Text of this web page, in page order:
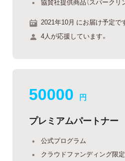
2021年10月 にお届け予定で
4人が応援しています。
50000 円
プレミアムパートナー
公式プログラム
クラウドファンディング限